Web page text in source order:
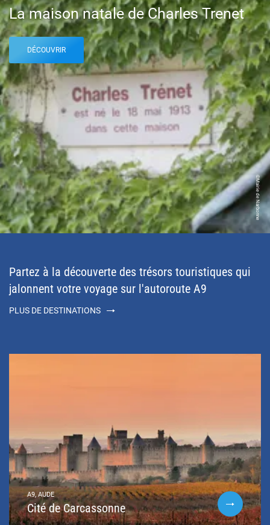
La maison natale de Charles Trenet
DÉCOUVRIR
©Mairie de Narbonne
Partez à la découverte des trésors touristiques qui
jalonnent votre voyage sur l'autoroute A9
PLUS DE DESTINATIONS
A9, AUDE
Cité de Carcassonne